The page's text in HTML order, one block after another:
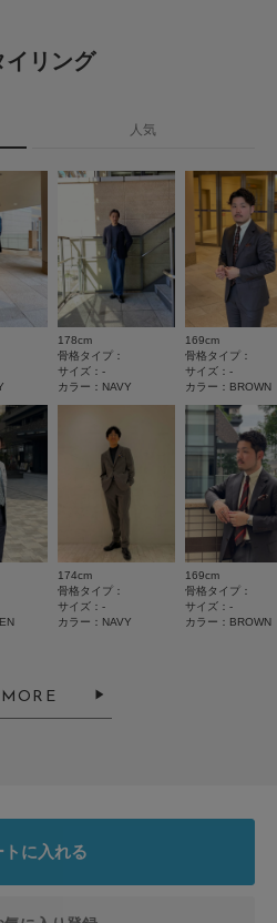
ハンカチ
とじる
0.0
(0)
はありません。
とじる
イリング
人気
178cm
骨格タイプ：
サイズ：-
カラー：NAVY
174cm
骨格タイプ：
サイズ：-
カラー：NAVY
169cm
骨格タイプ：
サイズ：-
カラー：BROWN
169cm
骨格タイプ：
サイズ：-
カラー：BROWN
MORE
トに入れる